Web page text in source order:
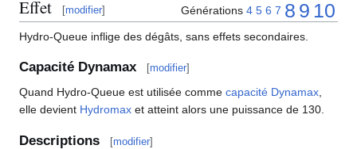
Effet [modifier] Générations 4 5 6 7 8 9 10
Hydro-Queue inflige des dégâts, sans effets secondaires.
Capacité Dynamax [modifier]
Quand Hydro-Queue est utilisée comme capacité Dynamax,
elle devient Hydromax et atteint alors une puissance de 130.
Descriptions [modifier]